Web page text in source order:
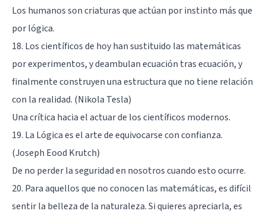
Los humanos son criaturas que actúan por instinto más que
por lógica.
18. Los científicos de hoy han sustituido las matemáticas
por experimentos, y deambulan ecuación tras ecuación, y
finalmente construyen una estructura que no tiene relación
con la realidad. (Nikola Tesla)
Una crítica hacia el actuar de los científicos modernos.
19. La Lógica es el arte de equivocarse con confianza.
(Joseph Eood Krutch)
De no perder la seguridad en nosotros cuando esto ocurre.
20. Para aquellos que no conocen las matemáticas, es difícil
sentir la belleza de la naturaleza. Si quieres apreciarla, es